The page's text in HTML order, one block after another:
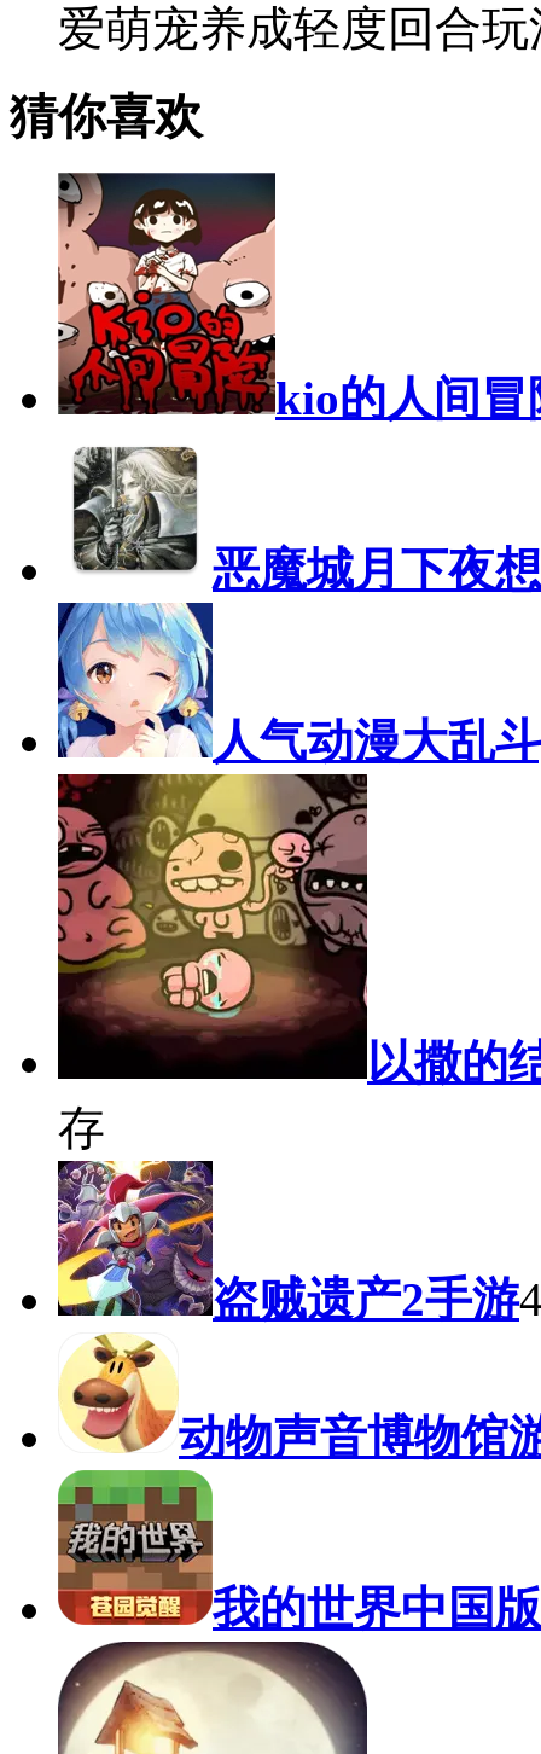
爱萌宠养成轻度回合
猜你喜欢
kio的人间冒
恶魔城月下夜
人气动漫大乱
以撒的
存
盗贼遗产2手游
动物声音博物馆
我的世界中国